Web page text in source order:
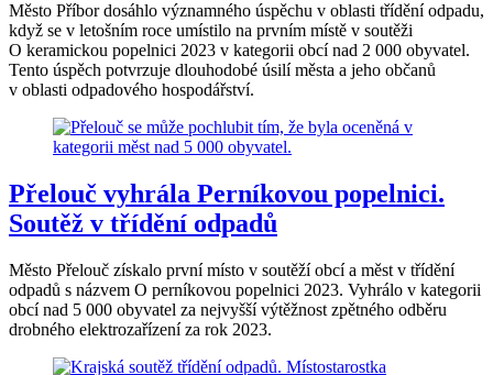
Město Příbor dosáhlo významného úspěchu v oblasti třídění odpadu,
když se v letošním roce umístilo na prvním místě v soutěži
O keramickou popelnici 2023 v kategorii obcí nad 2 000 obyvatel.
Tento úspěch potvrzuje dlouhodobé úsilí města a jeho občanů
v oblasti odpadového hospodářství.
Přelouč vyhrála Perníkovou popelnici.
Soutěž v třídění odpadů
Město Přelouč získalo první místo v soutěží obcí a měst v třídění
odpadů s názvem O perníkovou popelnici 2023. Vyhrálo v kategorii
obcí nad 5 000 obyvatel za nejvyšší výtěžnost zpětného odběru
drobného elektrozařízení za rok 2023.